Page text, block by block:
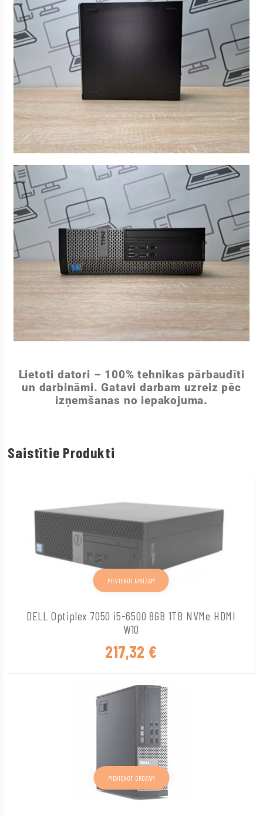
Lietoti datori – 100% tehnikas pārbaudīti
un darbināmi. Gatavi darbam uzreiz pēc
izņemšanas no iepakojuma.
Saistītie Produkti
DELL Optiplex 7050 i5-6500 8GB 1TB NVMe HDMI
W10
217,32 €
PIEVIENOT GROZAM
PIEVIENOT GROZAM